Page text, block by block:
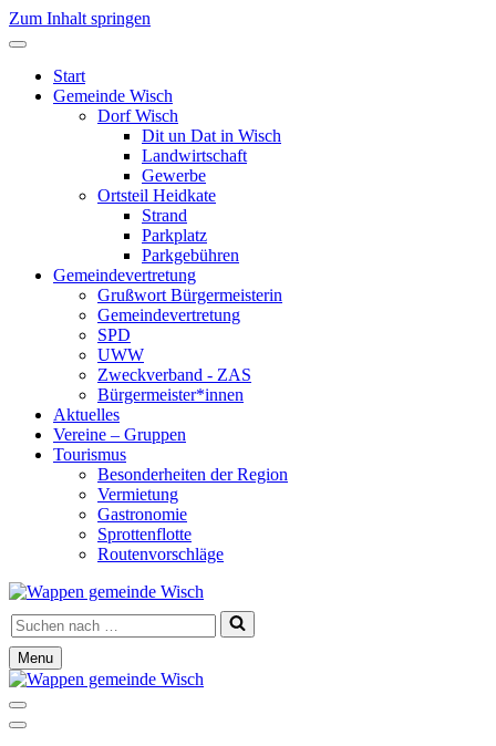
Zum Inhalt springen
Start
Gemeinde Wisch
Dorf Wisch
Dit un Dat in Wisch
Landwirtschaft
Gewerbe
Ortsteil Heidkate
Strand
Parkplatz
Parkgebühren
Gemeindevertretung
Grußwort Bürgermeisterin
Gemeindevertretung
SPD
UWW
Zweckverband - ZAS
Bürgermeister*innen
Aktuelles
Vereine – Gruppen
Tourismus
Besonderheiten der Region
Vermietung
Gastronomie
Sprottenflotte
Routenvorschläge
Suchen
nach …
Menu
Navigationsmenü
Navigationsmenü